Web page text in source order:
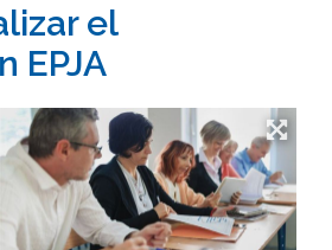
el
EPJA